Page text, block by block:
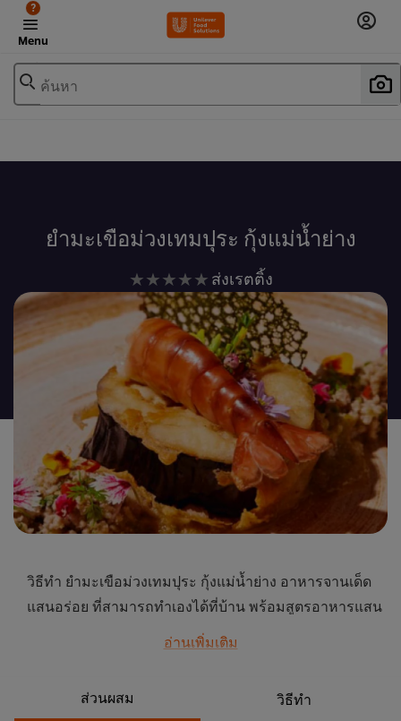
Menu
?
ค้นหา
ยำมะเขือม่วงเทมปุระ กุ้งแม่น้ำย่าง
ไม่มี
การ
ให้
คะแนน
สำหรับ
recipe
นี้
ส่งเรตติ้ง
วิธีทำ ยำมะเขือม่วงเทมปุระ กุ้งแม่น้ำย่าง อาหารจานเด็ด
แสนอร่อย ที่สามารถทำเองได้ที่บ้าน พร้อมสูตรอาหารแสน
อ่านเพิ่มเติม
ส่วนผสม วิธีทำ